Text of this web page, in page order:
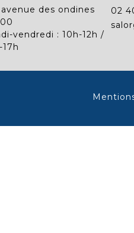
avenue des ondines
vendredi : 10h-12h /
17h
02